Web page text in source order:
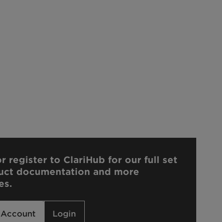
register to ClariHub for our full set
documentation and more
Login